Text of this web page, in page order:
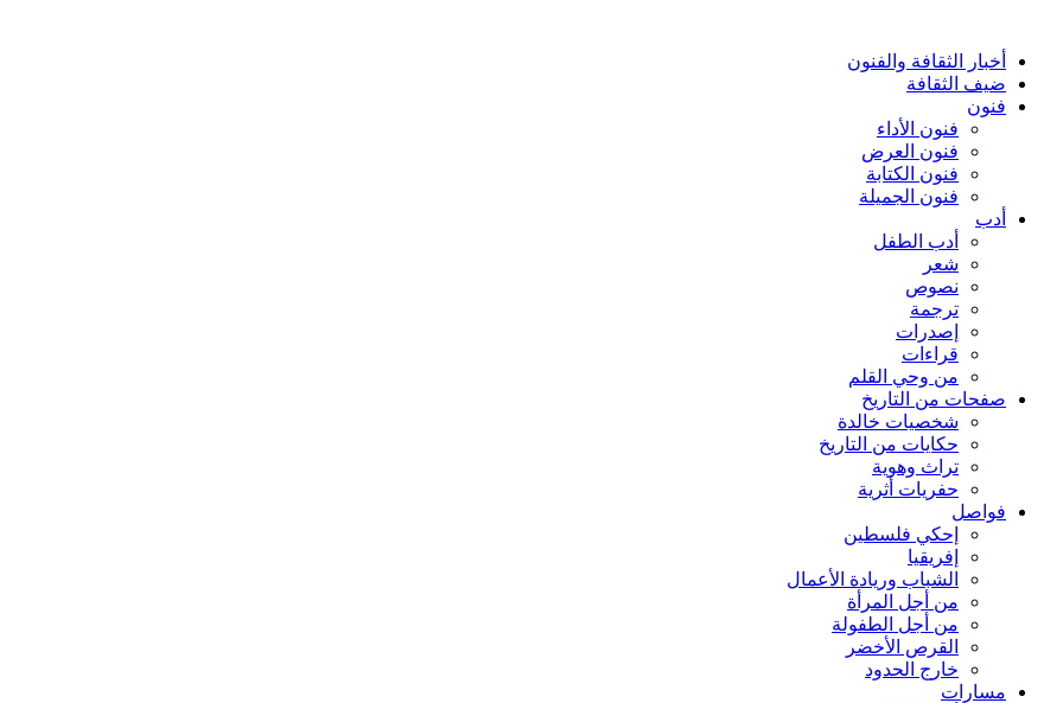
أخبار الثقافة والفنون
ضيف الثقافة
فنون
فنون الأداء
فنون العرض
فنون الكتابة
فنون الجميلة
أدب
أدب الطفل
شعر
نصوص
ترجمة
إصدرات
قراءات
من وحي القلم
صفحات من التاريخ
شخصيات خالدة
حكايات من التاريخ
تراث وهوية
حفريات أثرية
فواصل
إحكي فلسطين
إفريقيا
الشباب وريادة الأعمال
من أجل المرأة
من أجل الطفولة
القرص الأخضر
خارج الحدود
مسارات